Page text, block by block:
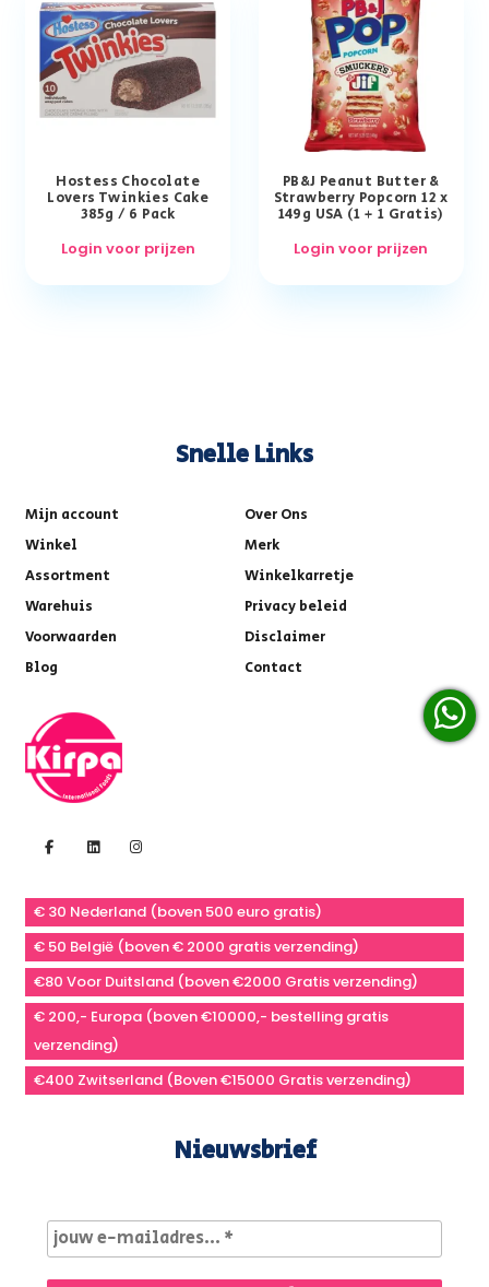
Hostess Chocolate
Lovers Twinkies Cake
385g / 6 Pack
Login voor prijzen
PB&J Peanut Butter &
Strawberry Popcorn 12 x
149g USA (1 + 1 Gratis)
Login voor prijzen
Snelle Links
Mijn account
Over Ons
Winkel
Merk
Assortment
Winkelkarretje
Warehuis
Privacy beleid
Voorwaarden
Disclaimer
Blog
Contact
€ 30 Nederland (boven 500 euro gratis)
€ 50 België (boven € 2000 gratis verzending)
€80 Voor Duitsland (boven €2000 Gratis verzending)
€ 200,- Europa (boven €10000,- bestelling gratis
verzending)
€400 Zwitserland (Boven €15000 Gratis verzending)
Nieuwsbrief